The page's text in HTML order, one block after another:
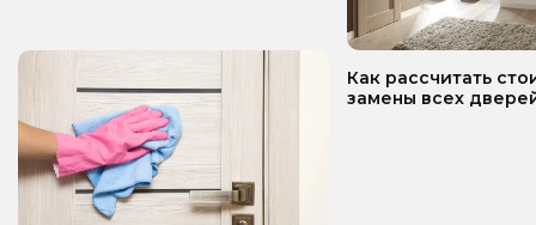
Как рассчитать
замены всех